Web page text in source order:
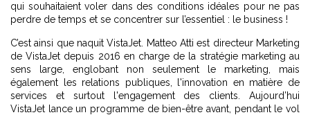
qui souhaitaient voler dans des conditions idéales pour ne pas
perdre de temps et se concentrer sur l’essentiel : le business !
C’est ainsi que naquit VistaJet. Matteo Atti est directeur Marketing
de VistaJet depuis 2016 en charge de la stratégie marketing au
sens large, englobant non seulement le marketing, mais
également les relations publiques, l'innovation en matière de
services et surtout l'engagement des clients. Aujourd’hui
VistaJet lance un programme de bien-être avant, pendant le vol